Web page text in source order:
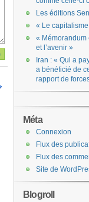
Les éditions
« Le
« Mémorandum
et l’avenir »
Iran : « Qui a
a bénéficié de
rapport de
Méta
Connexion
Flux des
Flux des
Site de
Blogroll